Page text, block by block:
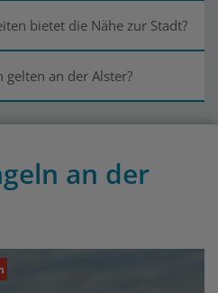
bietet die Nähe zur Stadt?
an der Alster?
an der